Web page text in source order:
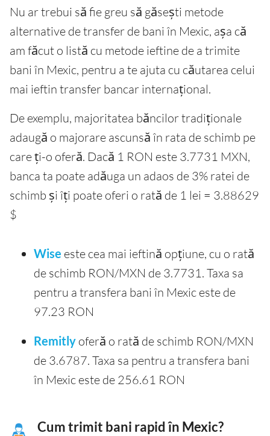
Nu ar trebui să fie greu să găsești metode
alternative de transfer de bani în Mexic, așa că
am făcut o listă cu metode ieftine de a trimite
bani în Mexic, pentru a te ajuta cu căutarea celui
mai ieftin transfer bancar internațional.
De exemplu, majoritatea băncilor tradiționale
adaugă o majorare ascunsă în rata de schimb pe
care ți-o oferă. Dacă 1 RON este 3.7731 MXN,
banca ta poate adăuga un adaos de 3% ratei de
schimb și îți poate oferi o rată de 1 lei = 3.88629
$
Wise este cea mai ieftină opțiune, cu o rată
de schimb RON/MXN de 3.7731. Taxa sa
pentru a transfera bani în Mexic este de
97.23 RON
Remitly oferă o rată de schimb RON/MXN
de 3.6787. Taxa sa pentru a transfera bani
în Mexic este de 256.61 RON
Cum trimit bani rapid în Mexic?